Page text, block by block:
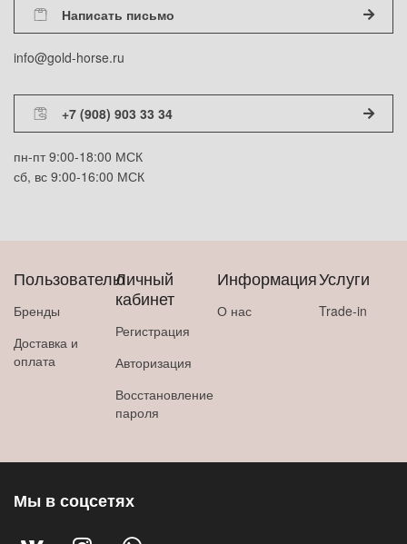
Написать письмо
info@gold-horse.ru
+7 (908) 903 33 34
пн-пт 9:00-18:00 МСК
сб, вс 9:00-16:00 МСК
Пользователю
Бренды
Доставка и
оплата
Личный
кабинет
Регистрация
Авторизация
Восстановление
пароля
Информация
О нас
Услуги
Trade-in
Мы в соцсетях